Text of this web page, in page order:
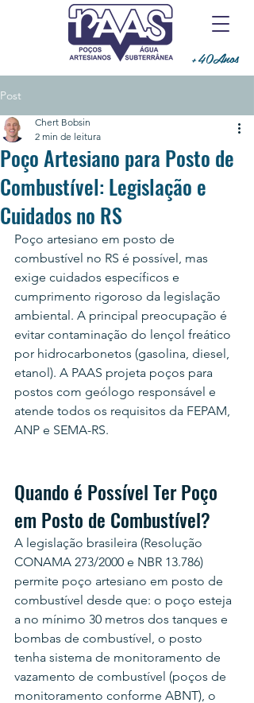
+40Anos
Post
Poço Artesiano para Posto de
Combustível: Legislação e
Cuidados no RS
Chert Bobsin
2 min de leitura
Poço artesiano em posto de
combustível no RS é possível, mas
exige cuidados específicos e
cumprimento rigoroso da legislação
ambiental. A principal preocupação é
evitar contaminação do lençol freático
por hidrocarbonetos (gasolina, diesel,
etanol). A PAAS projeta poços para
postos com geólogo responsável e
atende todos os requisitos da FEPAM,
ANP e SEMA-RS.
Quando é Possível Ter Poço
em Posto de Combustível?
A legislação brasileira (Resolução
CONAMA 273/2000 e NBR 13.786)
permite poço artesiano em posto de
combustível desde que: o poço esteja
a no mínimo 30 metros dos tanques e
bombas de combustível, o posto
tenha sistema de monitoramento de
vazamento de combustível (poços de
monitoramento conforme ABNT), o